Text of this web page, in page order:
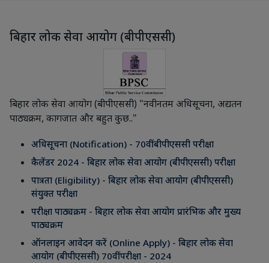
बिहार लोक सेवा आयोग (बीपीएससी)
बिहार लोक सेवा आयोग (बीपीएससी) "नवीनतम अधिसूचना, अद्यतन
पाठ्यक्रम, कागजात और बहुत कुछ.."
अधिसूचना (Notification) - 70वीं बीपीएससी परीक्षा
कैलेंडर 2024 - बिहार लोक सेवा आयोग (बीपीएससी) परीक्षा
पात्रता (Eligibility) - बिहार लोक सेवा आयोग (बीपीएससी)
संयुक्त परीक्षा
परीक्षा पाठ्यक्रम - बिहार लोक सेवा आयोग प्रारंभिक और मुख्य
पाठ्यक्रम
ऑनलाइन आवेदन करें (Online Apply) - बिहार लोक सेवा
आयोग (बीपीएससी) 70वीं परीक्षा - 2024